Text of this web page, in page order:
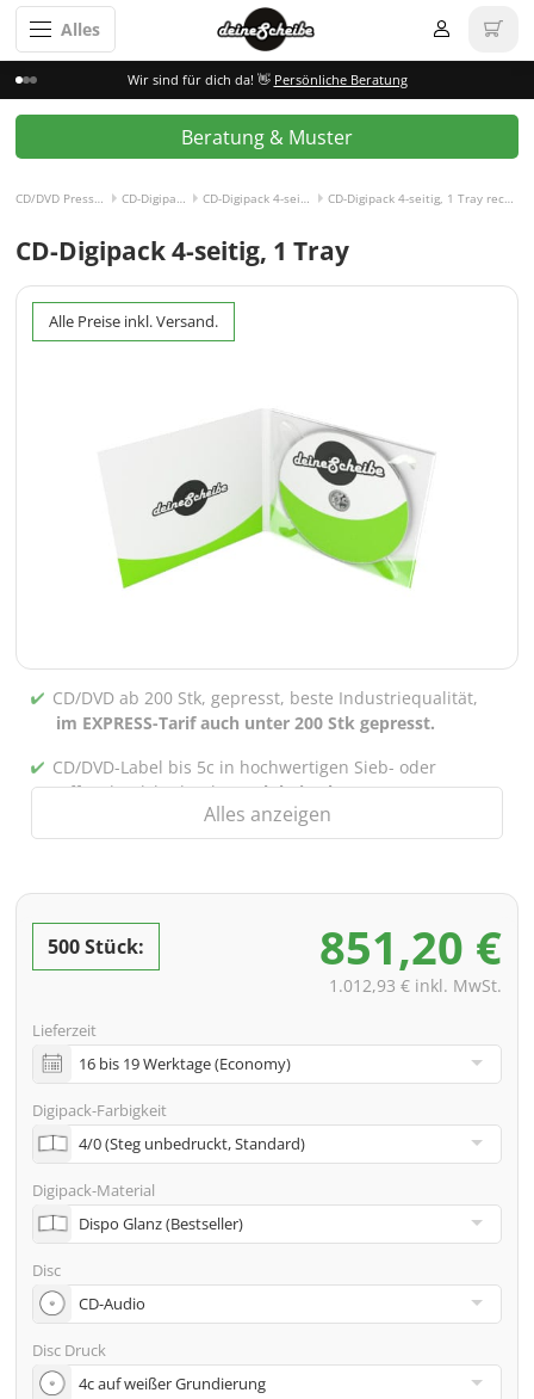
Alles
Wir sind für dich da! 👋 Persönliche Beratung
Beratung & Muster
CD/DVD Pressen CD-Digipack CD-Digipack 4-seitig CD-Digipack 4-seitig, 1 Tray rechts
CD-Digipack 4-seitig, 1 Tray
Alle Preise inkl. Versand.
CD/DVD ab 200 Stk, gepresst, beste Industriequalität,
im EXPRESS-Tarif auch unter 200 Stk gepresst.
CD/DVD-Label bis 5c in hochwertigen Sieb- oder
Offsetdruck bedruckt,auch bei gebrannten CDs/DVDs
inkl. PREMIUM Datencheck (Überprüfung der Daten ink.
Screenproof bzw. PDF-Ansichtsdatei vorab zur
inkl. Glasmaster (bei Pressung) & Versand an eine
Adresse
Viele weitere Möglichkeiten wie 2. Lieferadressen,
Neutraler Versand usw. gern auf Anfrage
Alles anzeigen
500 Stück: 851,20 €
1.012,93 € inkl. MwSt.
Lieferzeit
Digipack-Farbigkeit
Digipack-Material
Disc
Disc Druck